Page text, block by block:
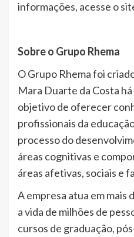
informações, acesse o
Sobre o Grupo Rhema
O Grupo Rhema foi
Mara Duarte da Costa há
objetivo de oferecer
profissionais da
processo do
áreas cognitivas e
áreas afetivas, sociais e
A empresa atua em mais
a vida de milhões de
cursos de graduação,